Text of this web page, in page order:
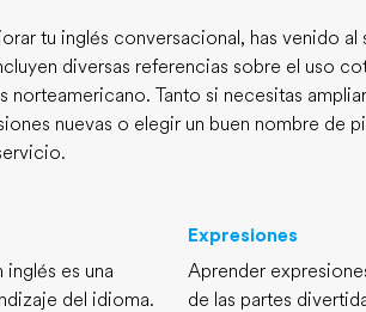
tu inglés conversacional, has venido
diversas referencias sobre el uso
norteamericano. Tanto si necesitas
nuevas o elegir un buen nombre de
es una
del idioma.
Expresiones
Aprender
de las partes